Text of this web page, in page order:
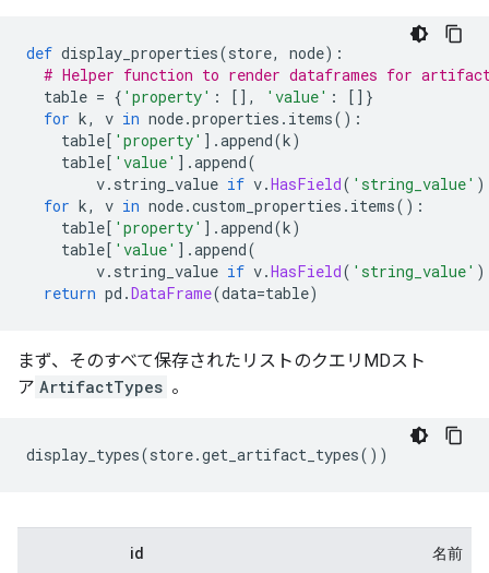
def display_properties(store, node):
# Helper function to render dataframes for
table = { 'property' : [], 'value' :
[]}
for k, v in node.properties . items():
table[ 'property' ].append(k)
table[ 'value' ].append(
v. string_value if v.HasField( 'string_value' )
for k, v in node.custom_properties . items():
table[ 'property' ].append(k)
table[ 'value' ].append(
v. string_value if v.HasField( 'string_value' )
return pd .DataFrame(data=table)
まず、そのすべて保存されたリストのクエリMDスト
ア ArtifactTypes 。
display_types(store.get_artifact_types())